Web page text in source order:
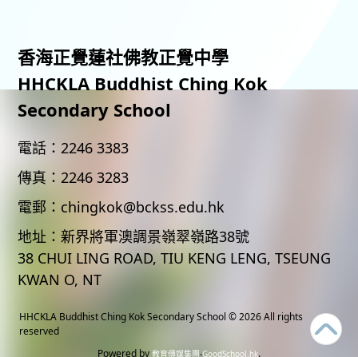
香海正覺蓮社佛教正覺中學
HHCKLA Buddhist Ching Kok
Secondary School
電話： 2246 3383
傳真： 2246 3283
電郵： chingkok@bckss.edu.hk
地址： 新界將軍澳調景嶺翠嶺路38號
38 CHUI LING ROAD, TIU KENG LENG, TSEUNG
KWAN O, NT
HHCKLA Buddhist Ching Kok Secondary School © 2026 All rights
reserved
Powered by 教育傳媒集團‧GoodSchool.hk.